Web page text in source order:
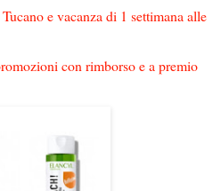
e vacanza di 1 settimana alle
con rimborso e a premio